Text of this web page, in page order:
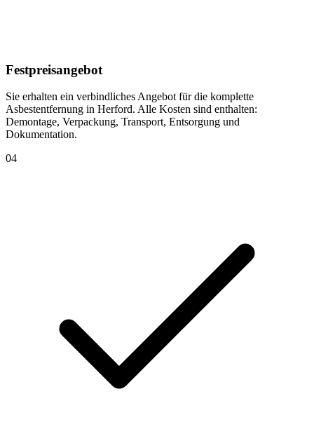
Festpreisangebot
Sie erhalten ein verbindliches Angebot für die komplette
Asbestentfernung in Herford. Alle Kosten sind enthalten:
Demontage, Verpackung, Transport, Entsorgung und
Dokumentation.
04